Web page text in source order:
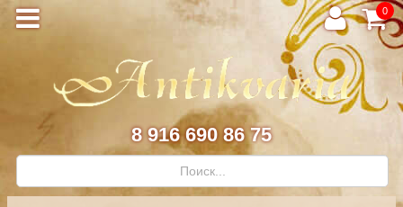
0
8 916 690 86 75